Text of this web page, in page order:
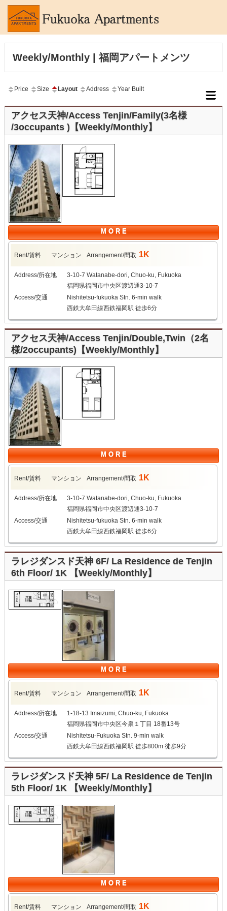
Weekly/Monthly | 福岡アパートメンツ
Price Size Layout Address Year Built
アクセス天神/Access Tenjin/Family(3名様
/3occupants )【Weekly/Monthly】
M O R E
Rent/賃料 マンション Arrangement/間取 1K
Address/所在地
3-10-7 Watanabe-dori, Chuo-ku, Fukuoka
福岡県福岡市中央区渡辺通3-10-7
Access/交通
Nishitetsu-fukuoka Stn. 6-min walk
西鉄大牟田線西鉄福岡駅 徒歩6分
アクセス天神/Access Tenjin/Double,Twin（2名
様/2occupants)【Weekly/Monthly】
M O R E
Rent/賃料 マンション Arrangement/間取 1K
Address/所在地
3-10-7 Watanabe-dori, Chuo-ku, Fukuoka
福岡県福岡市中央区渡辺通3-10-7
Access/交通
Nishitetsu-fukuoka Stn. 6-min walk
西鉄大牟田線西鉄福岡駅 徒歩6分
ラレジダンスド天神 6F/ La Residence de Tenjin
6th Floor/ 1K 【Weekly/Monthly】
M O R E
Rent/賃料 マンション Arrangement/間取 1K
Address/所在地
1-18-13 Imaizumi, Chuo-ku, Fukuoka
福岡県福岡市中央区今泉１丁目 18番13号
Access/交通
Nishitetsu-Fukuoka Stn. 9-min walk
西鉄大牟田線西鉄福岡駅 徒歩800m 徒歩9分
ラレジダンスド天神 5F/ La Residence de Tenjin
5th Floor/ 1K 【Weekly/Monthly】
M O R E
Rent/賃料 マンション Arrangement/間取 1K